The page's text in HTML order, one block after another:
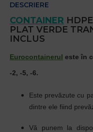
DESCRIERE
CONTAINER
PLAT VERDE
INCLUS
Eurocontainerul este în
-2, -5, -6.
Este prevăzute cu
dintre ele fiind
Vă punem la